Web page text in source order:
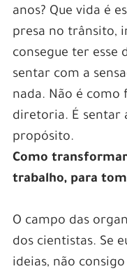
anos? Que vida é
presa no trânsito,
consegue ter esse
sentar com a
nada. Não é como
diretoria. É sentar
propósito.
Como
trabalho, para
O campo das
dos cientistas. Se
ideias, não